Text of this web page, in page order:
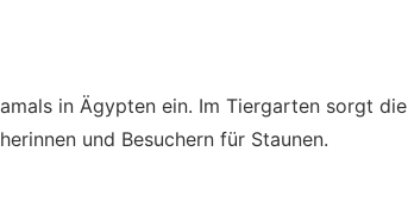
in Ägypten ein. Im Tiergarten sorgt die
und Besuchern für Staunen.